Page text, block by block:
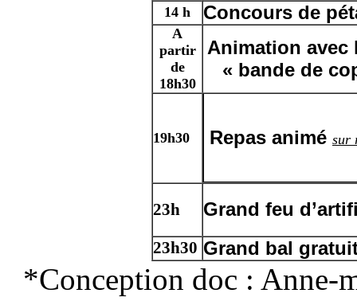
14 h Concours de
A
partir
de
18h30
Animation avec
« bande de
19h30 Repas animé sur
23h Grand feu
23h30 Grand bal
*Conception doc : Anne-